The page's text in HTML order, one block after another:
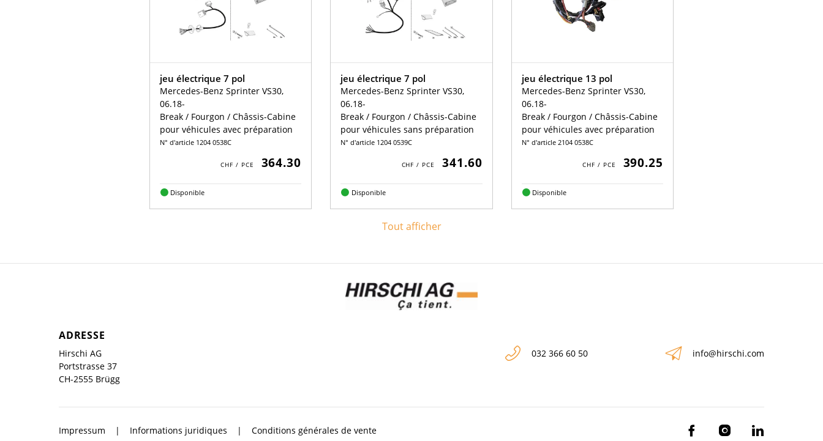
jeu électrique 7 pol
Mercedes-Benz Sprinter VS30,
06.18-
Break / Fourgon / Châssis-Cabine
pour véhicules avec préparation
N° d'article 1204 0538C
364.30
Disponible
jeu électrique 7 pol
Mercedes-Benz Sprinter VS30,
06.18-
Break / Fourgon / Châssis-Cabine
pour véhicules sans préparation
N° d'article 1204 0539C
341.60
Disponible
jeu électrique 13 pol
Mercedes-Benz Sprinter VS30,
06.18-
Break / Fourgon / Châssis-Cabine
pour véhicules avec préparation
N° d'article 2104 0538C
390.25
Disponible
Tout afficher
ADRESSE
Hirschi AG
Portstrasse 37
CH-2555 Brügg
032 366 60 50 info@hirschi.com
Impressum Informations juridiques Conditions générales de vente